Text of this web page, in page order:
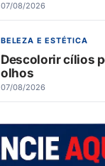
07/08/2026
BELEZA E ESTÉTICA
Descolorir cílios
olhos
07/08/2026